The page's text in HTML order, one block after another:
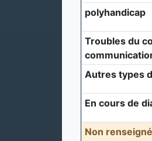
polyhandicap
Troubles du
Autres types
En cours de
Non